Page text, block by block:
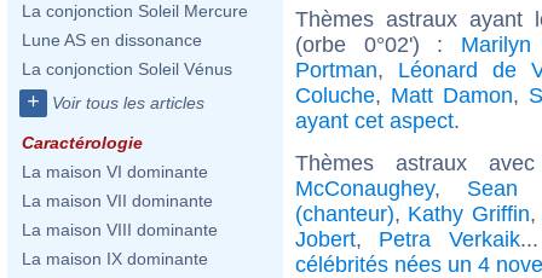
La conjonction Soleil Mercure
Lune AS en dissonance
La conjonction Soleil Vénus
+ Voir tous les articles
Caractérologie
La maison VI dominante
La maison VII dominante
La maison VIII dominante
La maison IX dominante
Thèmes astraux ayant
(orbe 0°02') :
Portman, Léonard de
Coluche, Matt Damon,
ayant cet aspect.
Thèmes astraux
McConaughey, Sean
(chanteur), Kathy Griffin
Jobert, Petra Verkaik
célébrités nées un 4